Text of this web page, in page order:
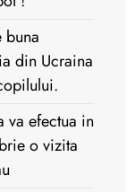
buna
din Ucraina
va efectua in
o vizita